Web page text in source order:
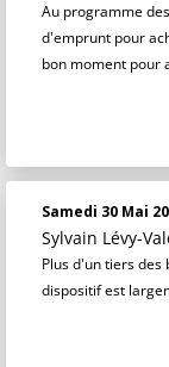
Au programme
d'emprunt pour
bon moment pour
Samedi 30 Mai
Sylvain Lévy-
Plus d'un tiers des
dispositif est